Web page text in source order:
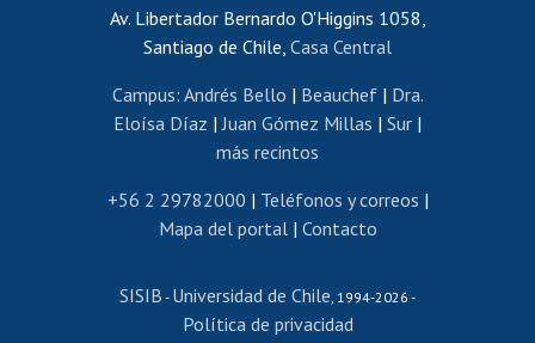
Certificado de renta
Certificado de renta honorarios
Editar páginas blancas
Extranjeras/os
Revalidación y reconocimiento de títulos
Postulación al Programa de Movilidad Estudiantil
Cursos de español
Av. Libertador Bernardo O'Higgins 1058,
Santiago de Chile, Casa Central
Campus: Andrés Bello | Beauchef| Dra.
Eloísa Díaz |Juan Gómez Millas | Sur |
más recintos
+56 2 29782000 | Teléfonos y correos |
Mapa del portal| Contacto
SISIB - Universidad de Chile, 1994-2026 -
Política de privacidad